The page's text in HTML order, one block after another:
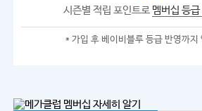
시즌별 적립 포인트로 멤버십 등
* 가입 후 베이비블루 등급 반영까